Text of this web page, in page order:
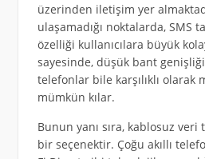
üzerinden iletişim yer
ulaşamadığı noktalarda, SMS
özelliği kullanıcılara büyük
sayesinde, düşük bant
telefonlar bile karşılıklı olarak
mümkün kılar.
Bunun yanı sıra, kablosuz
bir seçenektir. Çoğu akıllı